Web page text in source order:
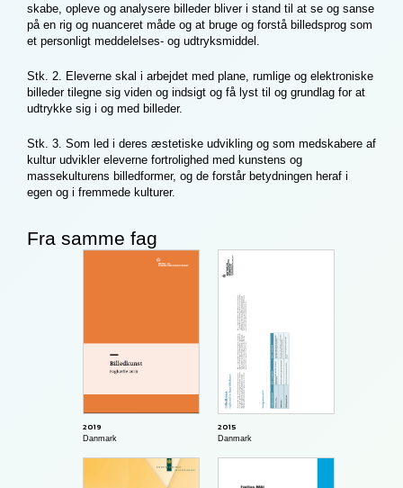
Fra samme fag
2019
Danmark
2015
Danmark
skabe, opleve og analysere billeder bliver i stand til at se og sanse
på en rig og nuanceret måde og at bruge og forstå billedsprog som
et personligt meddelelses- og udtryksmiddel.
Stk. 2. Eleverne skal i arbejdet med plane, rumlige og elektroniske
billeder tilegne sig viden og indsigt og få lyst til og grundlag for at
udtrykke sig i og med billeder.
Stk. 3. Som led i deres æstetiske udvikling og som medskabere af
kultur udvikler eleverne fortrolighed med kunstens og
massekulturens billedformer, og de forstår betydningen heraf i
egen og i fremmede kulturer.